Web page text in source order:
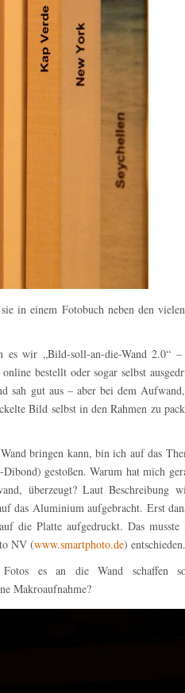
in einem Fotobuch neben den
wir „Bild-soll-an-die-Wand 2.0“
bestellt oder sogar selbst
sah gut aus – aber bei dem
Bild selbst in den Rahmen zu
bringen kann, bin ich auf das
gestoßen. Warum hat mich
überzeugt? Laut Beschreibung
das Aluminium aufgebracht. Erst
die Platte aufgedruckt. Das musste
NV (www.smartphoto.de) entschieden.
es an die Wand schaffen
Makroaufnahme?